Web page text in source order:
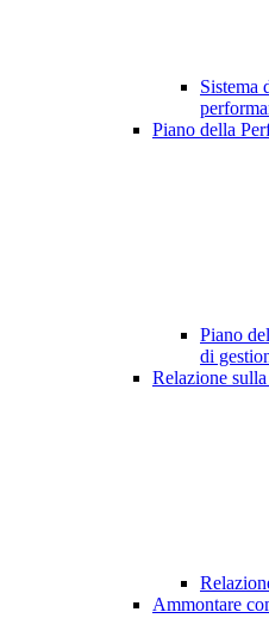
Sistema
Piano della
Piano
di
Relazione
Ammontare